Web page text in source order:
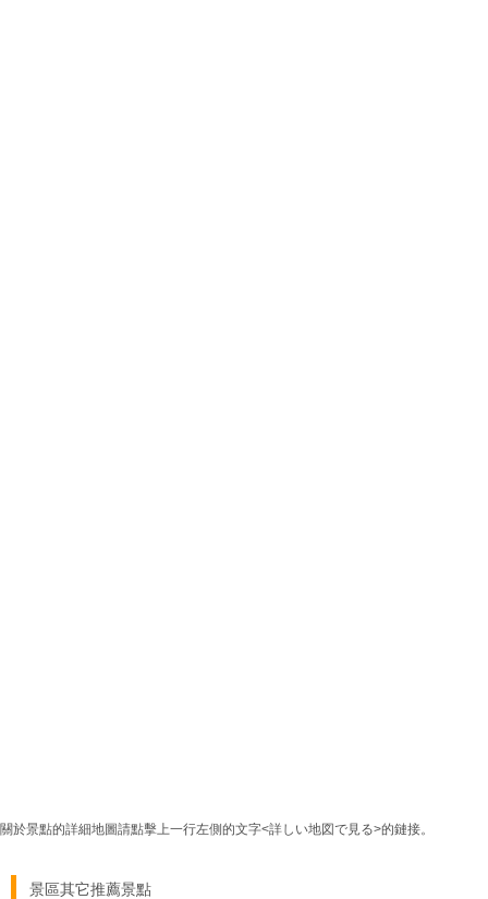
關於景點的詳細地圖請點擊上一行左側的文字<詳しい地図で見る>的鏈接。
景區其它推薦景點